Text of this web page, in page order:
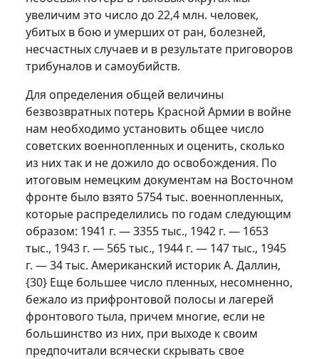
увеличим это число до 22,4 млн. человек,
убитых в бою и умерших от ран, болезней,
несчастных случаев и в результате приговоров
трибуналов и самоубийств.
Для определения общей величины
безвозвратных потерь Красной Армии в войне
нам необходимо установить общее число
советских военнопленных и оценить, сколько
из них так и не дожило до освобождения. По
итоговым немецким документам на Восточном
фронте было взято 5754 тыс. военнопленных,
которые распределились по годам следующим
образом: 1941 г. — 3355 тыс., 1942 г. — 1653
тыс., 1943 г. — 565 тыс., 1944 г. — 147 тыс., 1945
г. — 34 тыс. Американский историк А. Даллин,
{30} Еще большее число пленных, несомненно,
бежало из прифронтовой полосы и лагерей
фронтового тыла, причем многие, если не
большинство из них, при выходе к своим
предпочитали всячески скрывать свое